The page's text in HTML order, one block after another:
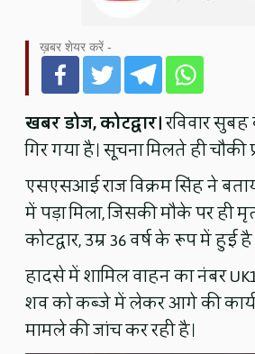
ख़बर शेयर करें -
खबर डोज, कोटद्वार।रविवार
गिर गया है। सूचना मिलते ही
एसएसआई राज विक्रम सिंह ने
में पड़ा मिला, जिसकी मौके पर ही
कोटद्वार, उम्र 36 वर्ष के रूप में हुई
हादसे में शामिल वाहन का नंबर
शव को कब्जे में लेकर आगे की
मामले की जांच कर रही है।